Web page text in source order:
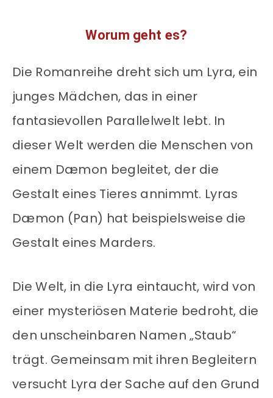
Worum geht es?
Die Romanreihe dreht sich um Lyra, ein
junges Mädchen, das in einer
fantasievollen Parallelwelt lebt. In
dieser Welt werden die Menschen von
einem Dæmon begleitet, der die
Gestalt eines Tieres annimmt. Lyras
Dæmon (Pan) hat beispielsweise die
Gestalt eines Marders.
Die Welt, in die Lyra eintaucht, wird von
einer mysteriösen Materie bedroht, die
den unscheinbaren Namen „Staub“
trägt. Gemeinsam mit ihren Begleitern
versucht Lyra der Sache auf den Grund